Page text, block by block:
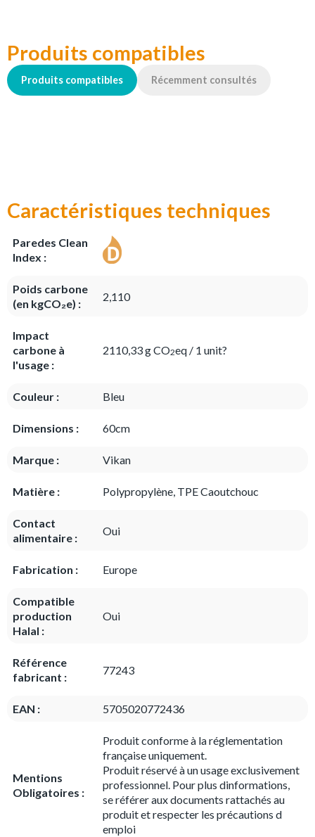
Produits compatibles
Produits compatibles Récemment consultés
Caractéristiques techniques
Paredes Clean
Index :
Poids carbone
(en kgCO₂e) :
2,110
Impact
carbone à
l'usage :
2110,33 g CO2eq / 1 unit?
Couleur : Bleu
Dimensions : 60cm
Marque : Vikan
Matière : Polypropylène, TPE Caoutchouc
Contact
alimentaire :
Oui
Fabrication : Europe
Compatible
production
Halal :
Oui
Référence
fabricant :
77243
EAN : 5705020772436
Mentions
Obligatoires :
Produit conforme à la réglementation
française uniquement.
Produit réservé à un usage exclusivement
professionnel. Pour plus dinformations,
se référer aux documents rattachés au
produit et respecter les précautions d
emploi